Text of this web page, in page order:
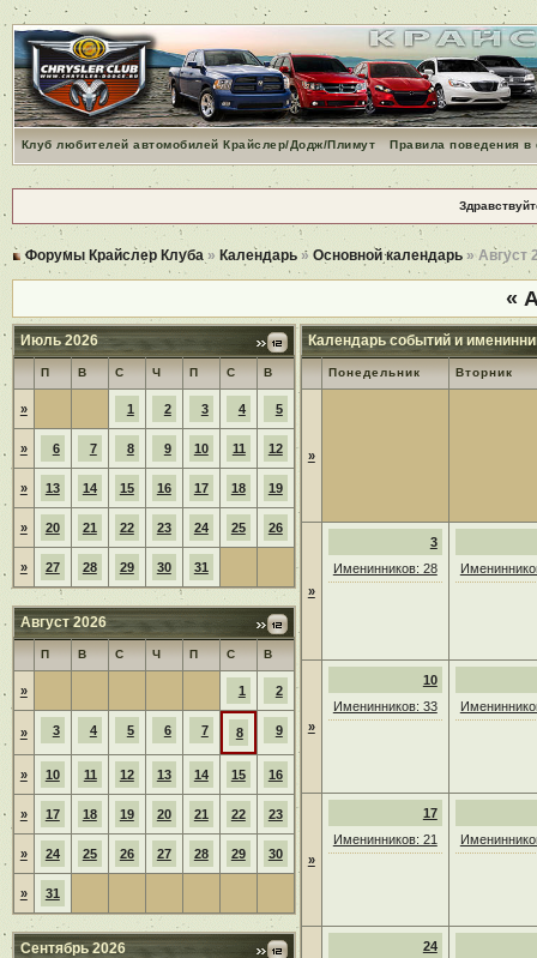
Клуб любителей автомобилей Крайслер/Додж/Плимут Правила поведения
Форумы Крайслер Клуба » Календарь» Основной календарь» Август
«
Июль 2026
П В С Ч П С В
» 1 2 3 4 5
» 6 7 8 9 10 11 12
» 13 14 15 16 17 18 19
» 20 21 22 23 24 25 26
» 27 28 29 30 31
Август 2026
П В С Ч П С В
» 1 2
» 3 4 5 6 7 8 9
» 10 11 12 13 14 15 16
» 17 18 19 20 21 22 23
» 24 25 26 27 28 29 30
» 31
Сентябрь 2026
Календарь событий и
Понедельник Вторник
»
»
3
Именинников: 28
»
10
Именинников: 33
»
17
Именинников: 21
24